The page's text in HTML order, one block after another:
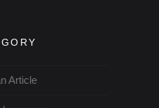
Article